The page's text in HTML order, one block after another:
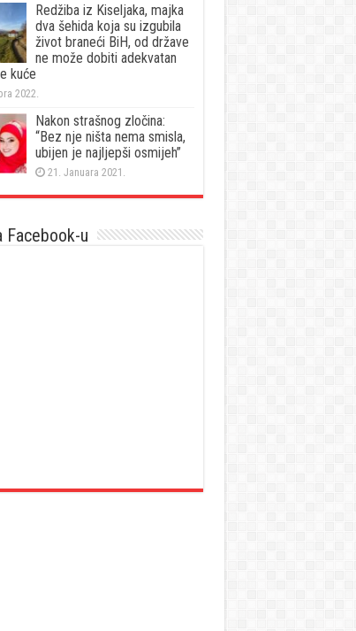
Redžiba iz Kiseljaka, majka
dva šehida koja su izgubila
život braneći BiH, od države
ne može dobiti adekvatan
kuće
2022.
Nakon strašnog zločina:
“Bez nje ništa nema smisla,
ubijen je najljepši osmijeh”
21. Januara 2021.
Facebook-u